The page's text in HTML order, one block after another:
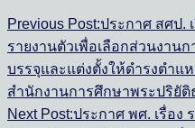
Previous Post:ประกาศ สศป.
รายงานตัวเพื่อเลือกส่วนงาน
บรรจุและแต่งตั้งให้ดำรงตำแ
สำนักงานการศึกษาพระปริยั
Next Post:ประกาศ พศ. เรื่อง